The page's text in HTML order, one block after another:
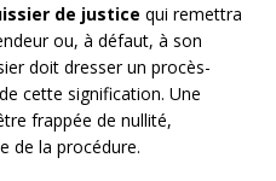
de justice qui remettra
ou, à défaut, à son
doit dresser un procès-
cette signification. Une
frappée de nullité,
de la procédure.